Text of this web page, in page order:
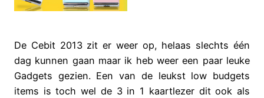
De Cebit 2013 zit er weer op, helaas slechts één
dag kunnen gaan maar ik heb weer een paar leuke
Gadgets gezien. Een van de leukst low budgets
items is toch wel de 3 in 1 kaartlezer dit ook als